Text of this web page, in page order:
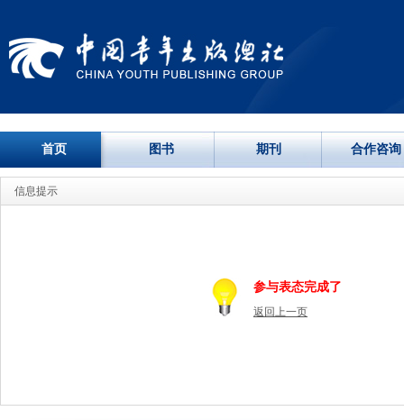
首页 图书 期刊 合作咨询
信息提示
参与表态完成了
返回上一页